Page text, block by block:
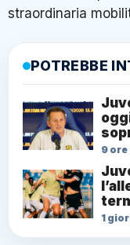
straordinaria
POTREBBE
9 ore
1